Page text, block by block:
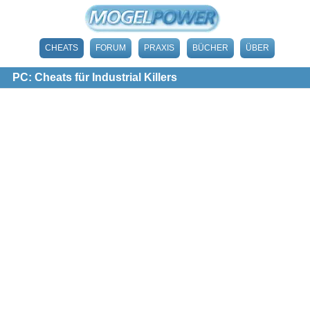
CHEATS FORUM PRAXIS BÜCHER ÜBER
PC: Cheats für Industrial Killers